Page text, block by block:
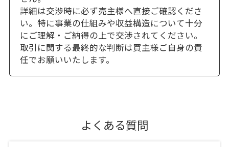
詳細は交渉時に必ず売主様へ直接ご確認くださ
い。特に事業の仕組みや収益構造について十分
にご理解・ご納得の上で交渉されてください。
取引に関する最終的な判断は買主様ご自身の責
任でお願いいたします。
よくある質問